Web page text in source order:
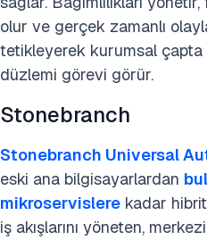
olur ve gerçek zamanlı
tetikleyerek kurumsal
düzlemi görevi görür.
Stonebranch
Stonebranch Universal
eski ana bilgisayarlardan
mikroservislere kadar
iş akışlarını yöneten,